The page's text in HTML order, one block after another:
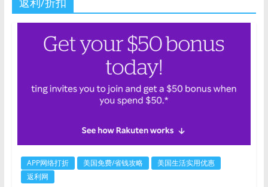
APP网络打折 美国免费/省钱攻略
美国生活实用优惠
返利网